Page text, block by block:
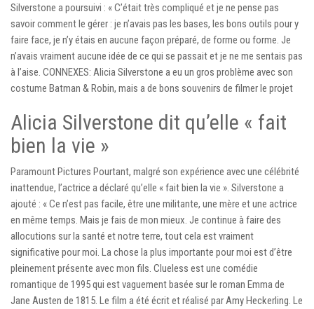
Silverstone a poursuivi : « C’était très compliqué et je ne pense pas
savoir comment le gérer : je n’avais pas les bases, les bons outils pour y
faire face, je n’y étais en aucune façon préparé, de forme ou forme. Je
n’avais vraiment aucune idée de ce qui se passait et je ne me sentais pas
à l’aise. CONNEXES: Alicia Silverstone a eu un gros problème avec son
costume Batman & Robin, mais a de bons souvenirs de filmer le projet
Alicia Silverstone dit qu’elle « fait
bien la vie »
Paramount Pictures Pourtant, malgré son expérience avec une célébrité
inattendue, l’actrice a déclaré qu’elle « fait bien la vie ». Silverstone a
ajouté : « Ce n’est pas facile, être une militante, une mère et une actrice
en même temps. Mais je fais de mon mieux. Je continue à faire des
allocutions sur la santé et notre terre, tout cela est vraiment
significative pour moi. La chose la plus importante pour moi est d’être
pleinement présente avec mon fils. Clueless est une comédie
romantique de 1995 qui est vaguement basée sur le roman Emma de
Jane Austen de 1815. Le film a été écrit et réalisé par Amy Heckerling. Le